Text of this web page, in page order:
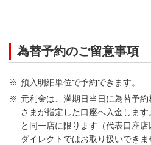
為替予約のご留意事項
預入明細単位で予約できます。
元利金は、満期日当日に為替予
さまが指定した口座へ入金しま
と同一店に限ります（代表口座
ダイレクトではお取り扱いでき